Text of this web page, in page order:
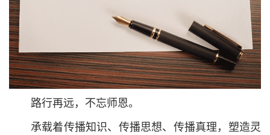
路行再远，不忘师恩。
承载着传播知识、传播思想、传播真理，塑造灵